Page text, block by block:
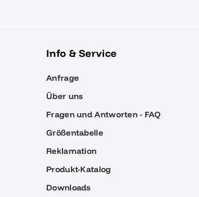
Info & Service
Anfrage
Über uns
Fragen und Antworten - FAQ
Größentabelle
Reklamation
Produkt-Katalog
Downloads